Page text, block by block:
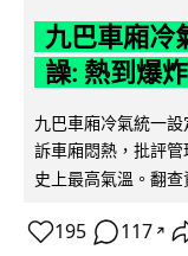
九巴車廂冷
譟: 熱到爆
九巴車廂冷氣統一
訴車廂悶熱，批評
史上最高氣溫。翻查
195 117 ↗